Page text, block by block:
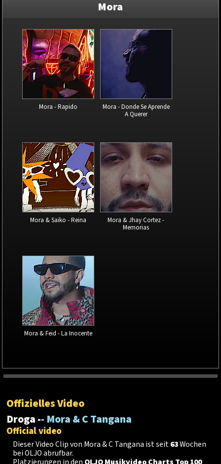
Mora
Mora - Rapido
Mora - Donde Se Aprende
A Querer
Mora & Saiko - Reina
Mora & Jhay Cortez -
Memorias
Mora & Feid - La Inocente
Offizielles Video
Droga -- Mora & C Tangana
Official video
Dieser Video Clip von Mora & C Tangana ist seit63Wochen
bei OLJO abrufbar.